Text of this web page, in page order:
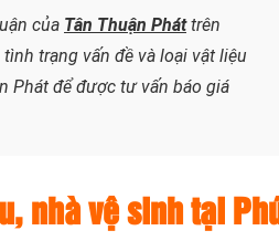
của Tân Thuận Pháttrên
tình trạng vấn đề và loại vật liệu
Phát để được tư vấn báo giá
nhà vệ sinh tại Phú